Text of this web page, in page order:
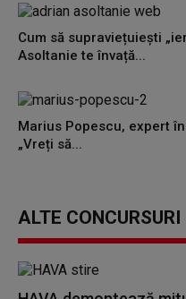
Cum să supraviețuiești
Asoltanie te învață...
Marius Popescu, expert
„Vreți să...
ALTE CONCURSURI